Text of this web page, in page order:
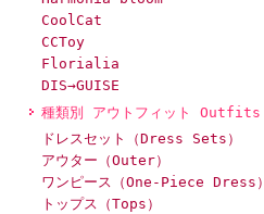
CoolCat
CCToy
Florialia
DIS→GUISE
種類別 アウトフィット Outfits
ドレスセット（Dress Sets）
アウター（Outer）
ワンピース（One-Piece Dress）
トップス（Tops）